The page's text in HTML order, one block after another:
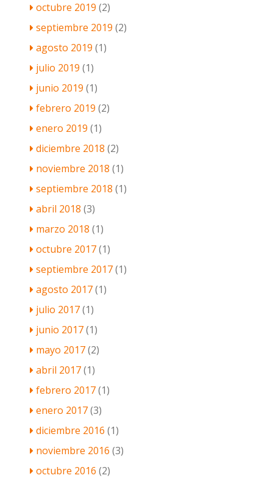
octubre 2019 (2)
septiembre 2019 (2)
agosto 2019 (1)
julio 2019 (1)
junio 2019 (1)
febrero 2019 (2)
enero 2019 (1)
diciembre 2018 (2)
noviembre 2018 (1)
septiembre 2018 (1)
abril 2018 (3)
marzo 2018 (1)
octubre 2017(1)
septiembre 2017(1)
agosto 2017(1)
julio 2017(1)
junio 2017(1)
mayo 2017(2)
abril 2017(1)
febrero 2017(1)
enero 2017(3)
diciembre 2016 (1)
noviembre 2016 (3)
octubre 2016 (2)